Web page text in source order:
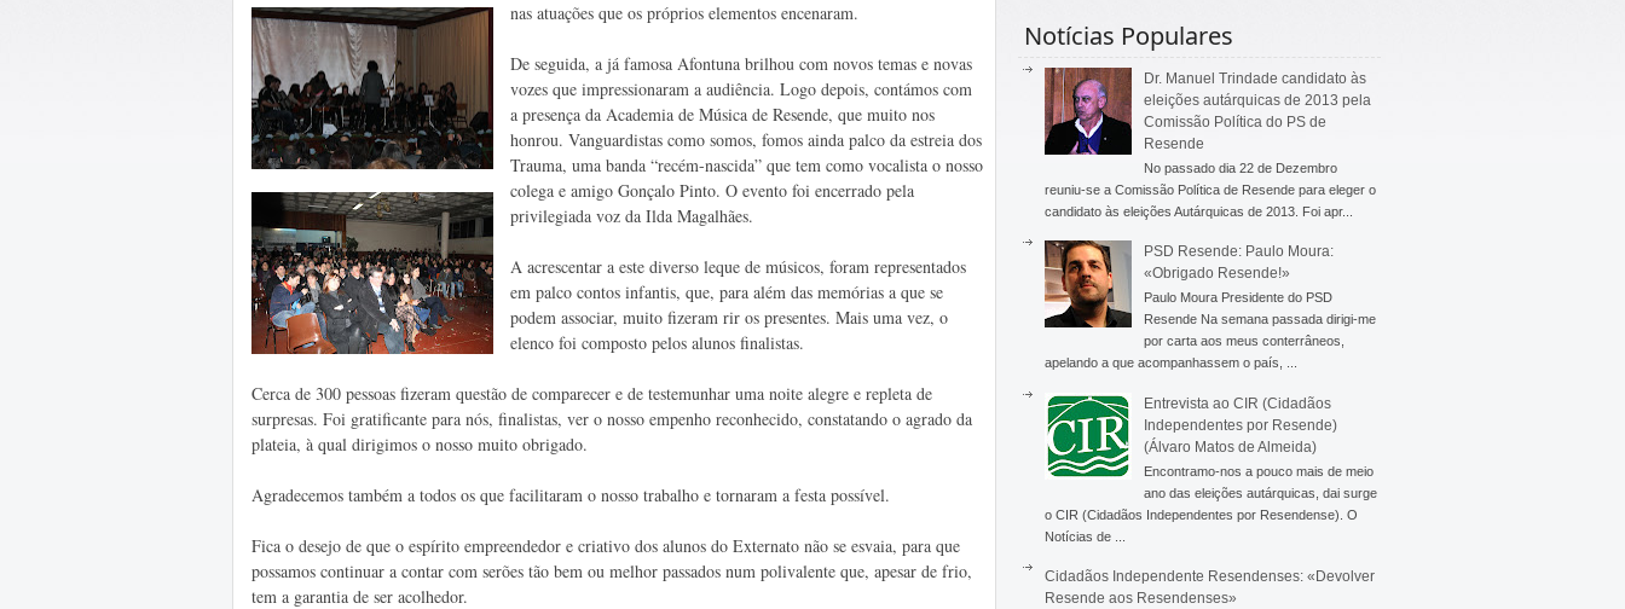
nas atuações que os próprios elementos encenaram.
De seguida, a já famosa Afontuna brilhou com novos temas e novas
vozes que impressionaram a audiência. Logo depois, contámos com
a presença da Academia de Música de Resende, que muito nos
honrou. Vanguardistas como somos, fomos ainda palco da estreia dos
Trauma, uma banda “recém-nascida” que tem como vocalista o nosso
colega e amigo Gonçalo Pinto. O evento foi encerrado pela
privilegiada voz da Ilda Magalhães.
A acrescentar a este diverso leque de músicos, foram representados
em palco contos infantis, que, para além das memórias a que se
podem associar, muito fizeram rir os presentes. Mais uma vez, o
elenco foi composto pelos alunos finalistas.
Cerca de 300 pessoas fizeram questão de comparecer e de testemunhar uma noite alegre e repleta de
surpresas. Foi gratificante para nós, finalistas, ver o nosso empenho reconhecido, constatando o agrado da
plateia, à qual dirigimos o nosso muito obrigado.
Agradecemos também a todos os que facilitaram o nosso trabalho e tornaram a festa possível.
Fica o desejo de que o espírito empreendedor e criativo dos alunos do Externato não se esvaia, para que
possamos continuar a contar com serões tão bem ou melhor passados num polivalente que, apesar de frio,
tem a garantia de ser acolhedor.
Notícias Populares
Dr. Manuel Trindade candidato às
eleições autárquicas de 2013 pela
Comissão Política do PS de
Resende
No passado dia 22 de Dezembro
reuniu-se a Comissão Política de Resende para eleger o
candidato às eleições Autárquicas de 2013. Foi apr...
PSD Resende: Paulo Moura:
«Obrigado Resende!»
Paulo Moura Presidente do PSD
Resende Na semana passada dirigi-me
por carta aos meus conterrâneos,
apelando a que acompanhassem o país, ...
Entrevista ao CIR (Cidadãos
Independentes por Resende)
(Álvaro Matos de Almeida)
Encontramo-nos a pouco mais de meio
ano das eleições autárquicas, dai surge
o CIR (Cidadãos Independentes por Resendense). O
Notícias de ...
Cidadãos Independente Resendenses: «Devolver
Resende aos Resendenses»